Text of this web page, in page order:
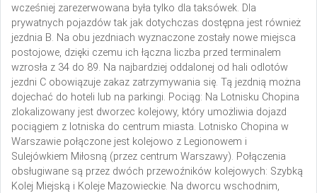
wcześniej zarezerwowana była tylko dla taksówek. Dla
prywatnych pojazdów tak jak dotychczas dostępna jest również
jezdnia B. Na obu jezdniach wyznaczone zostały nowe miejsca
postojowe, dzięki czemu ich łączna liczba przed terminalem
wzrosła z 34 do 89. Na najbardziej oddalonej od hali odlotów
jezdni C obowiązuje zakaz zatrzymywania się. Tą jezdnią można
dojechać do hoteli lub na parkingi. Pociąg: Na Lotnisku Chopina
zlokalizowany jest dworzec kolejowy, który umożliwia dojazd
pociągiem z lotniska do centrum miasta. Lotnisko Chopina w
Warszawie połączone jest kolejowo z Legionowem i
Sulejówkiem Miłosną (przez centrum Warszawy). Połączenia
obsługiwane są przez dwóch przewoźników kolejowych: Szybką
Kolej Miejską i Koleje Mazowieckie. Na dworcu wschodnim,